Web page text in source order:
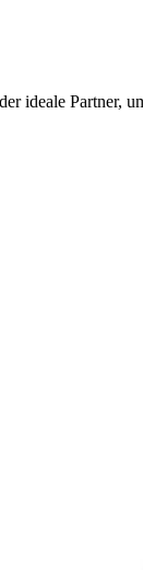
ideale Partner,